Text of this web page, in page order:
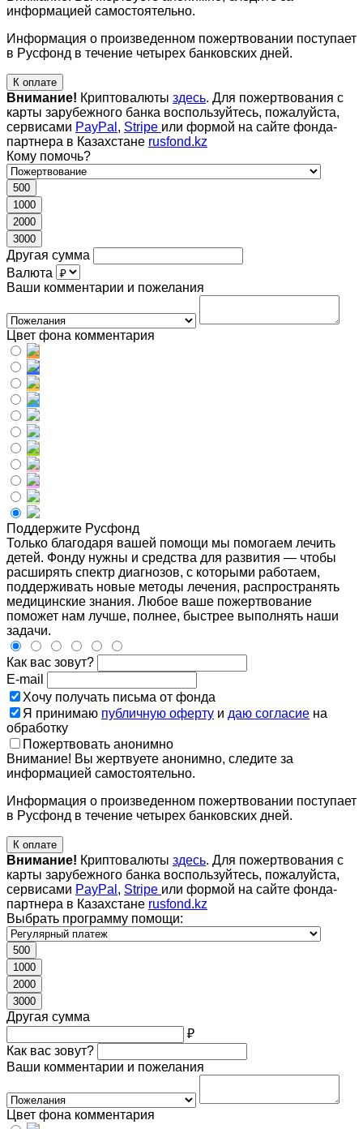
информацией самостоятельно.
Информация о произведенном пожертвовании поступает
в Русфонд в течение четырех банковских дней.
К оплате
Внимание! Криптовалюты здесь. Для пожертвования с
карты зарубежного банка воспользуйтесь, пожалуйста,
сервисами PayPal , Stripe или формой на сайте фонда-
партнера в Казахстане rusfond.kz
Кому помочь?
500
1000
2000
3000
Другая сумма
Валюта
Ваши комментарии и пожелания
Цвет фона комментария
Поддержите Русфонд
Только благодаря вашей помощи мы помогаем лечить
детей. Фонду нужны и средства для развития — чтобы
расширять спектр диагнозов, с которыми работаем,
поддерживать новые методы лечения, распространять
медицинские знания. Любое ваше пожертвование
поможет нам лучше, полнее, быстрее выполнять наши
задачи.
Как вас зовут?
E-mail
Хочу получать письма от фонда
Я принимаю публичную оферту и даю согласие на
обработку
Пожертвовать анонимно
Внимание! Вы жертвуете анонимно, следите за
информацией самостоятельно.
Информация о произведенном пожертвовании поступает
в Русфонд в течение четырех банковских дней.
К оплате
Внимание! Криптовалюты здесь. Для пожертвования с
карты зарубежного банка воспользуйтесь, пожалуйста,
сервисами PayPal , Stripe или формой на сайте фонда-
партнера в Казахстане rusfond.kz
Выбрать программу помощи:
500
1000
2000
3000
Другая сумма
₽
Как вас зовут?
Ваши комментарии и пожелания
Цвет фона комментария